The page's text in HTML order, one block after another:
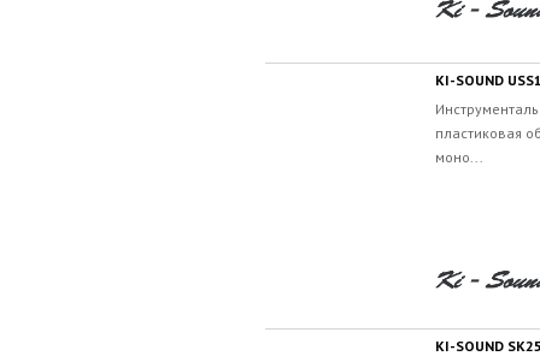
KI-SOUND
пластиковая
моно...
KI-SOUND